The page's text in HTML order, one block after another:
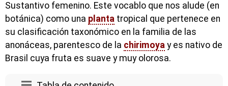
Sustantivo femenino. Este vocablo que nos alude (en
botánica) como una planta tropical que pertenece en
su clasificación taxonómico en la familia de las
anonáceas, parentesco de la chirimoya y es nativo de
Brasil cuya fruta es suave y muy olorosa.